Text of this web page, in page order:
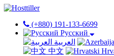
(+880) 191-133-6699
Русский
العربية
中文